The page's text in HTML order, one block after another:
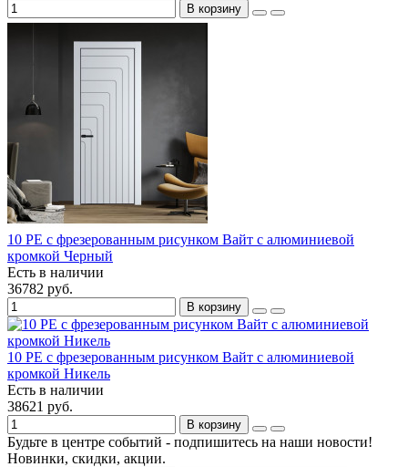
В корзину
10 PE с фрезерованным рисунком Вайт с алюминиевой
кромкой Черный
Есть в наличии
36782 руб.
В корзину
10 PE с фрезерованным рисунком Вайт с алюминиевой
кромкой Никель
Есть в наличии
38621 руб.
В корзину
Будьте в центре событий - подпишитесь на наши новости!
Новинки, скидки, акции.